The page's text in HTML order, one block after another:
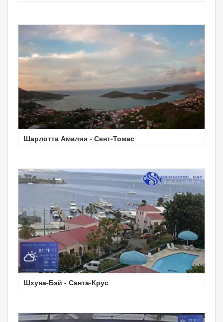
Шарлотта Амалия - Сент-Томас
Шхуна-Бэй - Санта-Крус